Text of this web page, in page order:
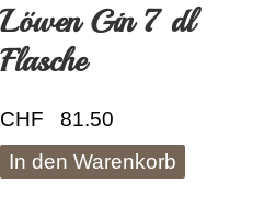
Löwen Gin 7 dl
Flasche
CHF
81.50
In den Warenkorb